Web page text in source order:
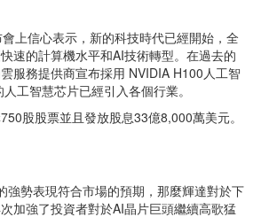
上信心表示，新的科技時代已經開始，全
速的計算機水平和AI技術轉型。在過去的
服務提供商宣布採用 NVIDIA H100人工智
工智慧芯片已經引入各個行業。
股股票並且發放股息33億8,000萬美元。
強勢表現符合市場的預期，那麼輝達對於下
加強了投資者對於AI晶片巨頭繼續高歌猛